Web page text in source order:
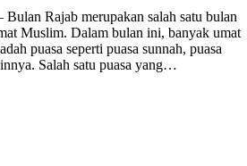
Rajab merupakan salah satu bulan
Muslim. Dalam bulan ini, banyak umat
puasa seperti puasa sunnah, puasa
Salah satu puasa yang…